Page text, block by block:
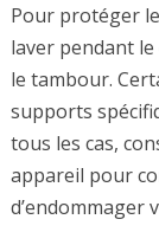
Pour protéger
laver pendant
le tambour.
supports
tous les cas,
appareil pour
d’endommager